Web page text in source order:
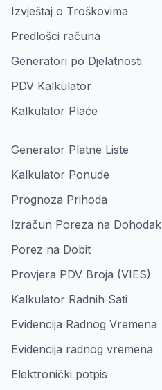
Izvještaj o Troškovima
Predlošci računa
Generatori po Djelatnosti
PDV Kalkulator
Kalkulator Plaće
Generator Platne Liste
Kalkulator Ponude
Prognoza Prihoda
Izračun Poreza na Dohodak
Porez na Dobit
Provjera PDV Broja (VIES)
Kalkulator Radnih Sati
Evidencija Radnog Vremena
Evidencija radnog vremena
Elektronički potpis